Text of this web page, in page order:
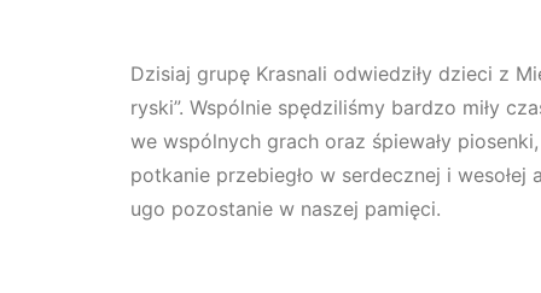
Dzisiaj grupę Krasnali odwiedziły dzieci z
ryski”. Wspólnie spędziliśmy bardzo miły
we wspólnych grach oraz śpiewały
potkanie przebiegło w serdecznej i wesołej
ugo pozostanie w naszej pamięci.